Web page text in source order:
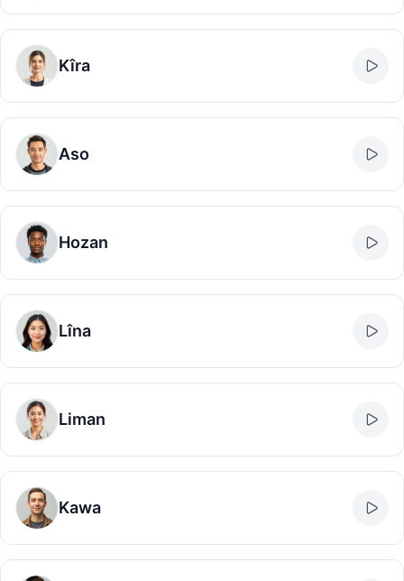
Kîra
Aso
Hozan
Lîna
Liman
Kawa